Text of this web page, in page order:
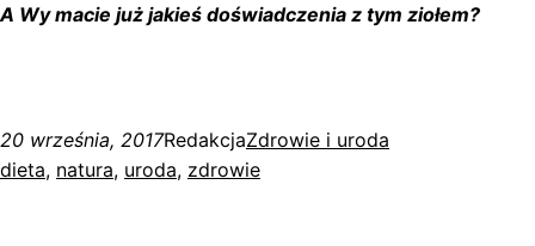
A Wy macie już jakieś doświadczenia z tym ziołem?
20 września, 2017RedakcjaZdrowie i uroda
dieta, natura, uroda, zdrowie